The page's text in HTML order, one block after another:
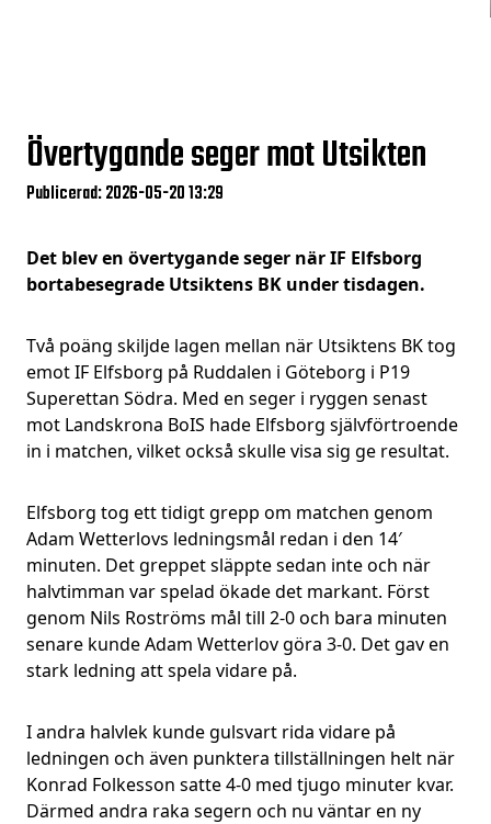
Övertygande seger mot Utsikten
Publicerad: 2026-05-20 13:29
Det blev en övertygande seger när IF Elfsborg
bortabesegrade Utsiktens BK under tisdagen.
Två poäng skiljde lagen mellan när Utsiktens BK tog
emot IF Elfsborg på Ruddalen i Göteborg i P19
Superettan Södra. Med en seger i ryggen senast
mot Landskrona BoIS hade Elfsborg självförtroende
in i matchen, vilket också skulle visa sig ge resultat.
Elfsborg tog ett tidigt grepp om matchen genom
Adam Wetterlovs ledningsmål redan i den 14′
minuten. Det greppet släppte sedan inte och när
halvtimman var spelad ökade det markant. Först
genom Nils Roströms mål till 2-0 och bara minuten
senare kunde Adam Wetterlov göra 3-0. Det gav en
stark ledning att spela vidare på.
I andra halvlek kunde gulsvart rida vidare på
ledningen och även punktera tillställningen helt när
Konrad Folkesson satte 4-0 med tjugo minuter kvar.
Därmed andra raka segern och nu väntar en ny